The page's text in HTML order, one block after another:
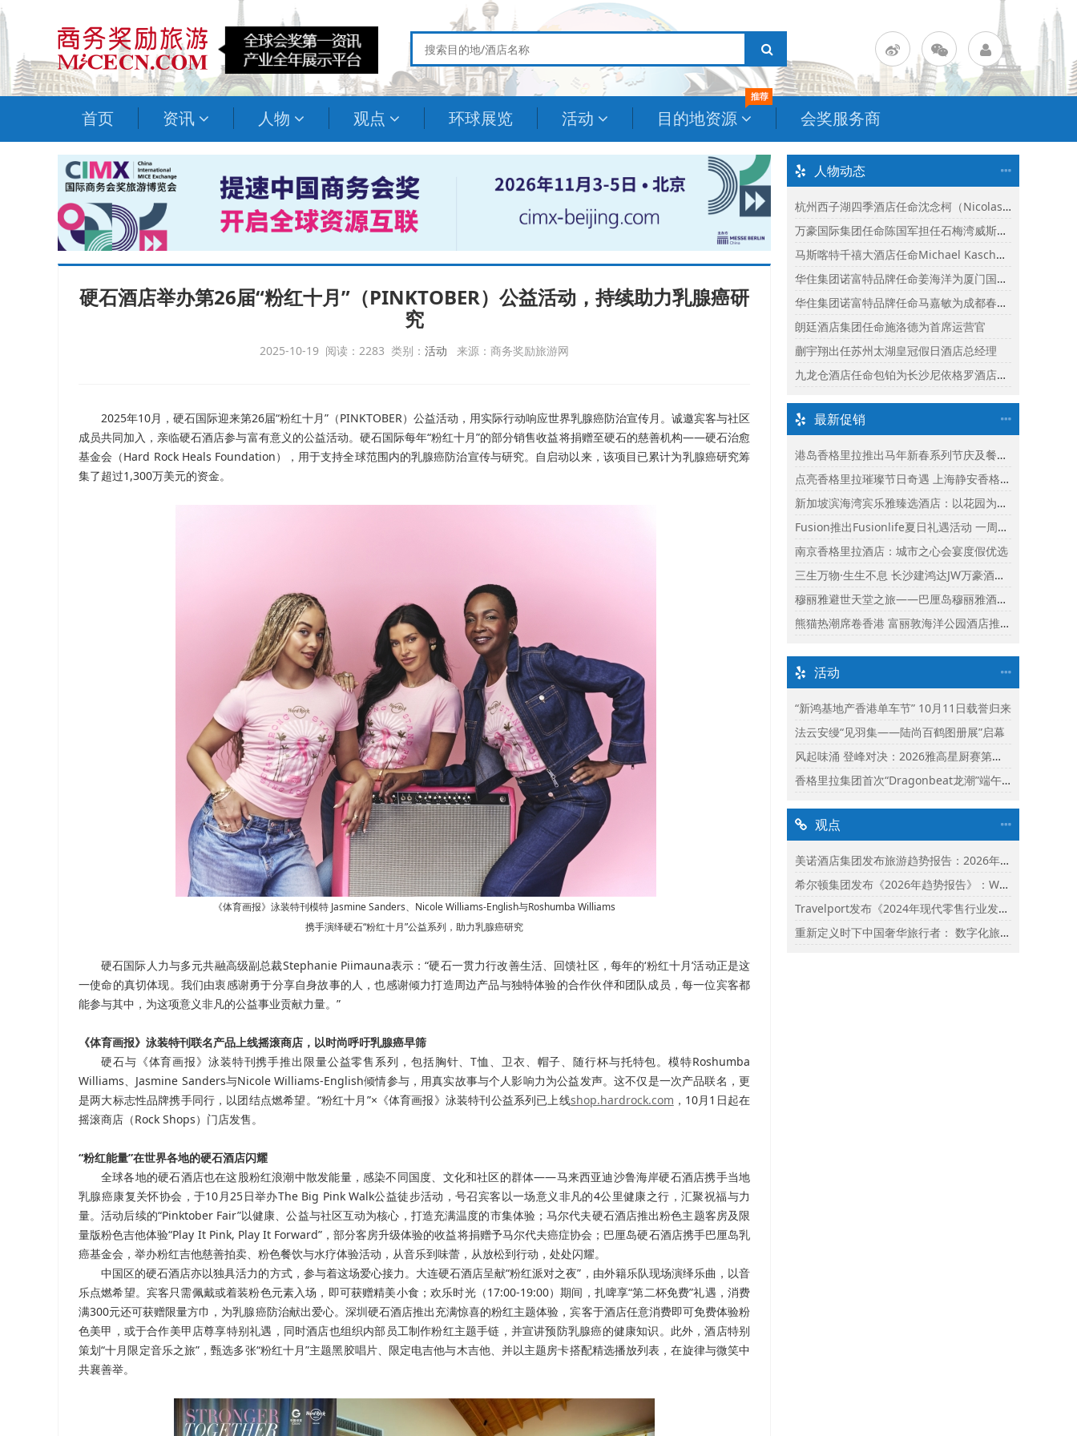
首页 资讯 人物 观点 环球展览 活动 目的地资源 会奖服务商
硬石酒店举办第26届“粉红十月”（PINKTOBER）公益活动，持续助力乳腺癌研
究
2025-10-19 阅读：2283 类别： 活动 来源：商务奖励旅游网
2025年10月，硬石国际迎来第26届“粉红十月”（PINKTOBER）公益活动，用实际行动响应世界乳腺癌防治宣传月。诚邀宾客与社区
成员共同加入，亲临硬石酒店参与富有意义的公益活动。 硬石国际每年“粉红十月”的部分销售收益将捐赠至硬石的慈善机构——硬石治愈
基金会（Hard Rock Heals Foundation），用于支持全球范围内的乳腺癌防治宣传与研究。自启动以来，该项目已累计为乳腺癌研究筹
集了超过1,300万美元的资金。
《体育画报》泳装特刊模特 Jasmine Sanders、Nicole Williams-English与Roshumba Williams
携手演绎硬石“粉红十月”公益系列，助力乳腺癌研究
硬石国际人力与多元共融高级副总裁Stephanie Piimauna表示：“硬石一贯力行改善生活、回馈社区，每年的‘粉红十月’活动正是这
一使命的真切体现。我们由衷感谢勇于分享自身故事的人，也感谢倾力打造周边产品与独特体验的合作伙伴和团队成员，每一位宾客都
能参与其中，为这项意义非凡的公益事业贡献力量。”
《体育画报》泳装特刊联名产品上线摇滚商店，以时尚呼吁乳腺癌早筛
硬石与《体育画报》泳装特刊携手推出限量公益零售系列，包括胸针、T恤、卫衣、帽子、随行杯与托特包。模特Roshumba
Williams、Jasmine Sanders与Nicole Williams-English倾情参与，用真实故事与个人影响力为公益发声。这不仅是一次产品联名，更
是两大标志性品牌携手同行，以团结点燃希望。“粉红十月”×《体育画报》泳装特刊公益系列已上线shop.hardrock.com ，10月1日起在
摇滚商店（Rock Shops）门店发售。
“粉红能量”在世界各地的硬石酒店闪耀
全球各地的硬石酒店也在这股粉红浪潮中散发能量，感染不同国度、文化和社区的群体——马来西亚迪沙鲁海岸硬石酒店携手当地
乳腺癌康复关怀协会，于10月25日举办The Big Pink Walk公益徒步活动，号召宾客以一场意义非凡的4公里健康之行，汇聚祝福与力
量。活动后续的“Pinktober Fair”以健康、公益与社区互动为核心，打造充满温度的市集体验；马尔代夫硬石酒店推出粉色主题客房及限
量版粉色吉他体验“Play It Pink, Play It Forward”，部分客房升级体验的收益将捐赠予马尔代夫癌症协会；巴厘岛硬石酒店携手巴厘岛乳
癌基金会，举办粉红吉他慈善拍卖、粉色餐饮与水疗体验活动，从音乐到味蕾，从放松到行动，处处闪耀。
中国区的硬石酒店亦以独具活力的方式，参与着这场爱心接力。大连硬石酒店呈献“粉红派对之夜”，由外籍乐队现场演绎乐曲，以音
乐点燃希望。宾客只需佩戴或着装粉色元素入场，即可获赠精美小食；欢乐时光（17:00-19:00）期间，扎啤享“第二杯免费”礼遇，消费
满300元还可获赠限量方巾，为乳腺癌防治献出爱心。深圳硬石酒店推出充满惊喜的粉红主题体验，宾客于酒店任意消费即可免费体验粉
色美甲，或于合作美甲店尊享特别礼遇，同时酒店也组织内部员工制作粉红主题手链，并宣讲预防乳腺癌的健康知识。此外，酒店特别
策划“十月限定音乐之旅”，甄选多张“粉红十月”主题黑胶唱片、限定电吉他与木吉他、并以主题房卡搭配精选播放列表，在旋律与微笑中
共襄善举。
人物动态
杭州西子湖四季酒店任命沈念柯（Nicolas Senes）为酒店总经理
万豪国际集团任命陈国军担任石梅湾威斯汀度假酒店总经理
马斯喀特千禧大酒店任命Michael Kasch为酒店总经理
华住集团诺富特品牌任命姜海洋为厦门国际会议中心诺富特酒店总经理
华住集团诺富特品牌任命马嘉敏为成都春熙路诺富特酒店总经理
朗廷酒店集团任命施洛德为首席运营官
蒯宇翔出任苏州太湖皇冠假日酒店总经理
九龙仓酒店任命包铂为长沙尼依格罗酒店及长沙玛珂酒店区域总经理
最新促销
港岛香格里拉推出马年新春系列节庆及餐饮体验
点亮香格里拉璀璨节日奇遇 上海静安香格里拉推出缤纷献礼
新加坡滨海湾宾乐雅臻选酒店：以花园为幕，共庆新加坡60周年国庆盛宴
Fusion推出Fusionlife夏日礼遇活动 一周年志庆呈献迎新独家假期奖赏
南京香格里拉酒店：城市之心会宴度假优选
三生万物·生生不息 长沙建鸿达JW万豪酒店×Ralph Lauren Polo Earth开启可持续生活旅行美学
穆丽雅避世天堂之旅——巴厘岛穆丽雅酒店独家延住礼遇
熊猫热潮席卷香港 富丽敦海洋公园酒店推出“亲亲大熊猫住宿体验”
活动
“新鸿基地产香港单车节” 10月11日载誉归来
法云安缦“见羽集——陆尚百鹤图册展”启幕
风起味涌 登峰对决：2026雅高星厨赛第二阶段启动
香格里拉集团首次“Dragonbeat龙潮”端午庆典精彩落幕
观点
美诺酒店集团发布旅游趋势报告：2026年市场保持乐观并揭示旅行者渴望联结
希尔顿集团发布《2026年趋势报告》：Whycation成为旅行新趋势
Travelport发布《2024年现代零售行业发展状况报告》
重新定义时下中国奢华旅行者： 数字化旅行与体验式奢华将成为影响2024年旅行选择的关键词